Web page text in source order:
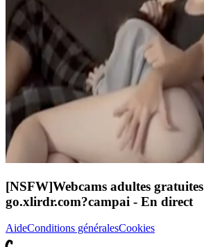
[NSFW]Webcams adultes gratuites
go.xlirdr.com?campai - En direct
AideConditions généralesCookies